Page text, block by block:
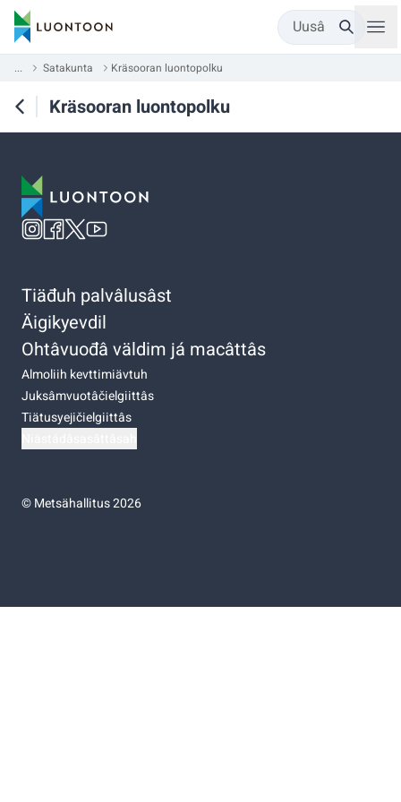
Uusâ
... Satakunta Kräsooran luontopolku
Kräsooran luontopolku
Tiäđuh palvâlusâst
Äigikyevdil
Ohtâvuođâ väldim já macâttâs
Almoliih kevttimiävtuh
Juksâmvuotâčielgiittâs
Tiätusyejičielgiittâs
©Metsähallitus 2026